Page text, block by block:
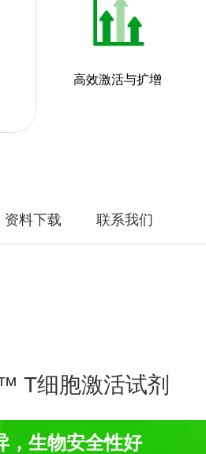
高效激活与扩增
资料下载 联系我们
T细胞激活试剂
，生物安全性好